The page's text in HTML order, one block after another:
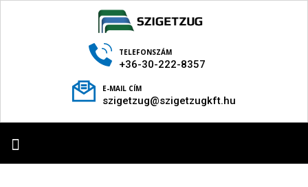
TELEFONSZÁM
+36-30-222-8357
E-MAIL CÍM
szigetzug@szigetzugkft.hu